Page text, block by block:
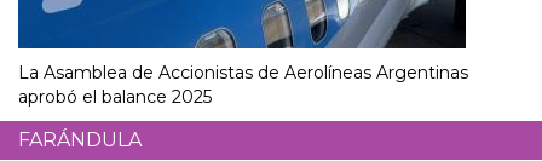
La Asamblea de Accionistas de Aerolíneas Argentinas
aprobó el balance 2025
FARÁNDULA